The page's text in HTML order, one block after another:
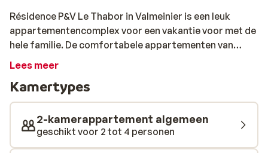
Résidence P&V Le Thabor in Valmeinier is een leuk
appartementencomplex voor een vakantie voor met de
hele familie. De comfortabele appartementen van
Résidence Le Thabor liggen verspreid over vier
résidence ligt boven in het dorp 1800, direct aan de
blauwe piste Violettes. Zo kun je 's morgens dus gelijk
vanuit de résidence aan je eerste afdaling beginnen die
je leidt naar de stoeltjesliften Jeux en Aynard, op
slechts 100 meter. Na een dag op de piste kun je heerlijk
Lees meer
Kamertypes
2-kamerappartement algemeen
geschikt voor 2 tot 4 personen